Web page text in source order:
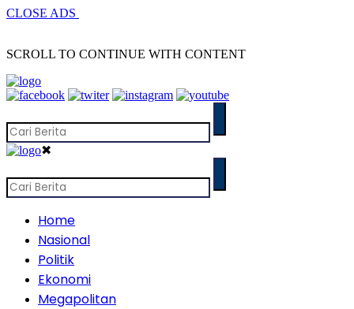
CLOSE ADS
SCROLL TO CONTINUE WITH CONTENT
✖
Home
Nasional
Politik
Ekonomi
Megapolitan